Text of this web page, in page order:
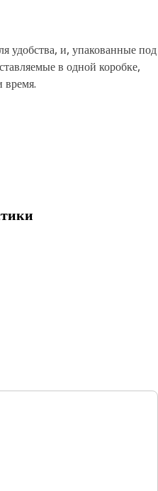
удобства, и, упакованные под
в одной коробке,
время.